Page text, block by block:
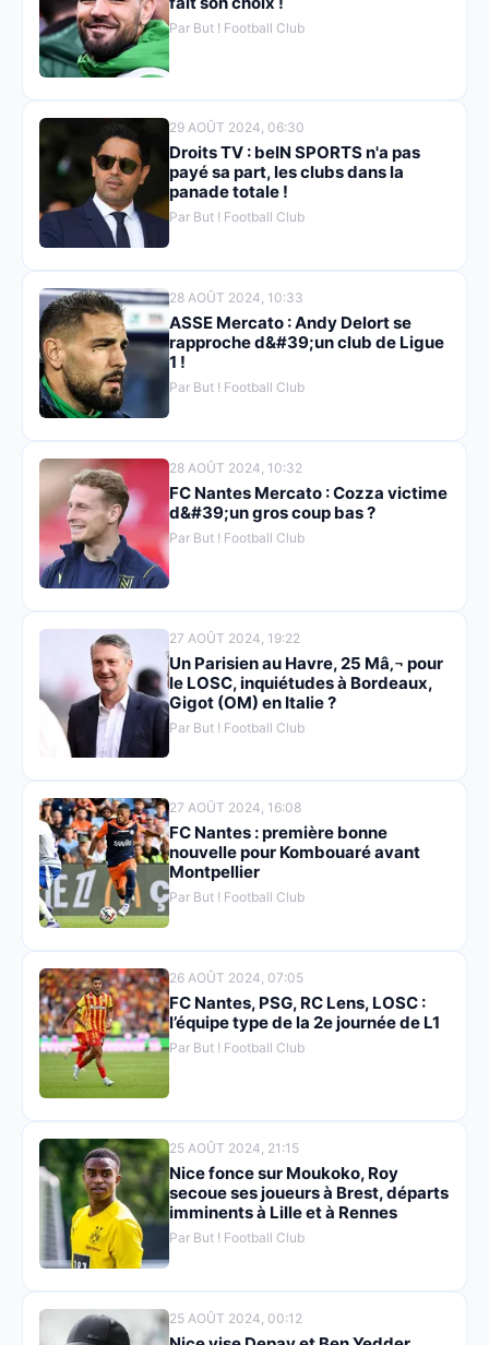
Par But ! Football Club
29 AOÛT 2024, 06:30
Droits TV : beIN SPORTS n'a pas
payé sa part, les clubs dans la
panade totale !
Par But ! Football Club
28 AOÛT 2024, 10:33
ASSE Mercato : Andy Delort se
rapproche d&#39;un club de Ligue
1 !
Par But ! Football Club
28 AOÛT 2024, 10:32
FC Nantes Mercato : Cozza victime
d&#39;un gros coup bas ?
Par But ! Football Club
27 AOÛT 2024, 19:22
Un Parisien au Havre, 25 Mâ‚¬ pour
le LOSC, inquiétudes à Bordeaux,
Gigot (OM) en Italie ?
Par But ! Football Club
27 AOÛT 2024, 16:08
FC Nantes : première bonne
nouvelle pour Kombouaré avant
Montpellier
Par But ! Football Club
26 AOÛT 2024, 07:05
FC Nantes, PSG, RC Lens, LOSC :
l’équipe type de la 2e journée de L1
Par But ! Football Club
25 AOÛT 2024, 21:15
Nice fonce sur Moukoko, Roy
secoue ses joueurs à Brest, départs
imminents à Lille et à Rennes
Par But ! Football Club
25 AOÛT 2024, 00:12